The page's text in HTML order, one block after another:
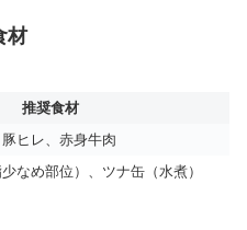
材
推奨食材
ヒレ、赤身牛肉
なめ部位）、ツナ缶（水煮）